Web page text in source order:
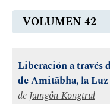
VOLUMEN 42
Liberación a través
de Amitābha, la
de Jamgön Kongtrul